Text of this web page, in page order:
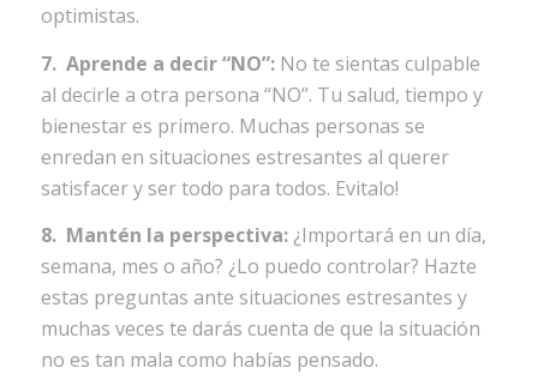
optimistas.
7. Aprende a decir “NO”:No te sientas culpable
al decirle a otra persona “NO”. Tu salud, tiempo y
bienestar es primero. Muchas personas se
enredan en situaciones estresantes al querer
satisfacer y ser todo para todos. Evitalo!
8. Mantén la perspectiva:¿Importará en un día,
semana, mes o año? ¿Lo puedo controlar? Hazte
estas preguntas ante situaciones estresantes y
muchas veces te darás cuenta de que la situación
no es tan mala como habías pensado.